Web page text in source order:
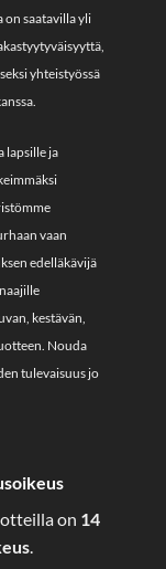
saatavilla yli
yhteistyössä
lapsille ja
vaan
edelläkävijä
kestävän,
Nouda
tulevaisuus jo
on 14